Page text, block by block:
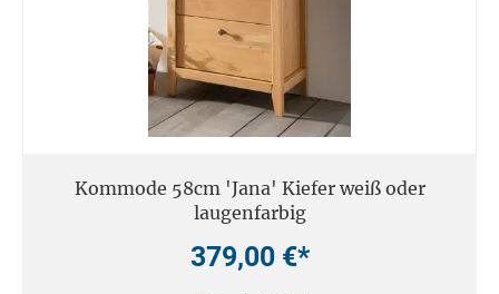
Kommode 58cm 'Jana' Kiefer weiß oder
laugenfarbig
379,00 €*